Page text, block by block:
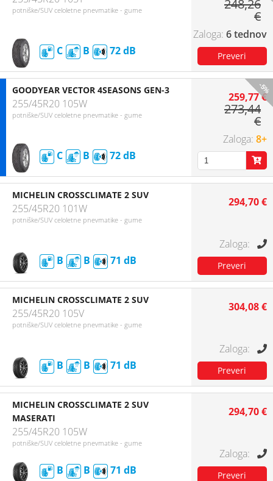
potniške/SUV celoletne pnevmatike - gume
C B 72
248,26
€
6 tednov
-5%
GOODYEAR VECTOR 4SEASONS GEN-3
255/45R20 105W
potniške/SUV celoletne pnevmatike - gume
C B 72
259,77 €
273,44
€
8+
MICHELIN CROSSCLIMATE 2 SUV
255/45R20 101W
potniške/SUV celoletne pnevmatike - gume
B B 71
294,70 €
MICHELIN CROSSCLIMATE 2 SUV
255/45R20 105V
potniške/SUV celoletne pnevmatike - gume
B B 71
304,08 €
MICHELIN CROSSCLIMATE 2 SUV
MASERATI
255/45R20 105W
potniške/SUV celoletne pnevmatike - gume
B B 71
294,70 €